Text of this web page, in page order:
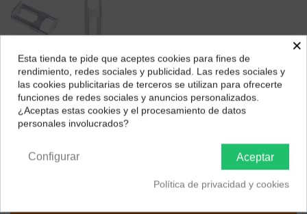
Benro Mevideo Soporte Tablet LiveStream
Marca: Benro
14,50 €
¿Dónde deseas recibir tu pedido?
Selecciona tu ubicación para mostrarte los precios e
impuestos correctos para tu región.
×
Esta tienda te pide que aceptes cookies para fines de
rendimiento, redes sociales y publicidad. Las redes sociales y
las cookies publicitarias de terceros se utilizan para ofrecerte
funciones de redes sociales y anuncios personalizados.
¿Aceptas estas cookies y el procesamiento de datos
personales involucrados?
Aceptar
Configurar
Política de privacidad y cookies